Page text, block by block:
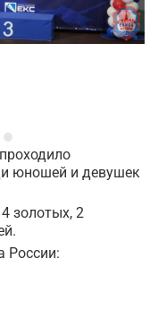
юношей и девушек
золотых, 2
России: